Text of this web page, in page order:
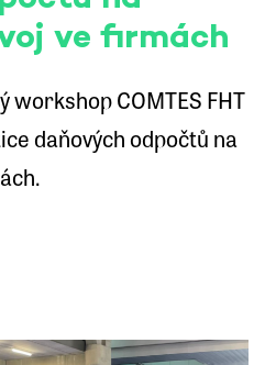
ve firmách
workshop COMTES FHT
daňových odpočtů na